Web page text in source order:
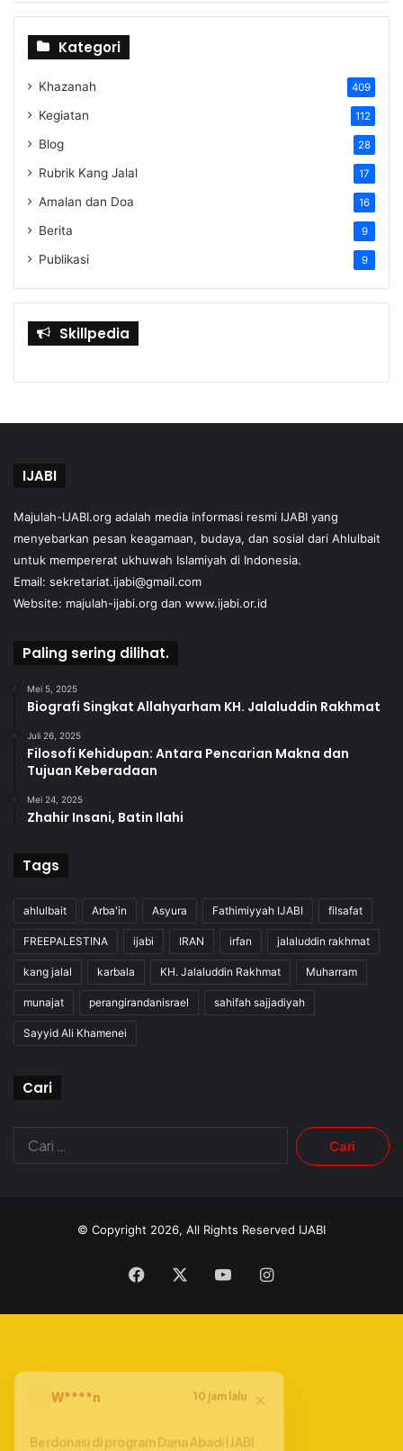
Kategori
Khazanah 409
Kegiatan 112
Blog 28
Rubrik Kang Jalal 17
Amalan dan Doa 16
Berita 9
Publikasi 9
Skillpedia
IJABI
Majulah-IJABI.org adalah media informasi resmi IJABI yang
menyebarkan pesan keagamaan, budaya, dan sosial dari Ahlulbait
untuk mempererat ukhuwah Islamiyah di Indonesia.
Email: sekretariat.ijabi@gmail.com
Website: majulah-ijabi.org dan www.ijabi.or.id
Paling sering dilihat.
Mei 5, 2025
Biografi Singkat Allahyarham KH. Jalaluddin Rakhmat
Juli 26, 2025
Filosofi Kehidupan: Antara Pencarian Makna dan
Tujuan Keberadaan
Mei 24, 2025
Zhahir Insani, Batin Ilahi
Tags
ahlulbait Arba'in Asyura Fathimiyyah IJABI filsafat
FREEPALESTINA ijabi IRAN irfan jalaluddin rakhmat
kang jalal karbala KH. Jalaluddin Rakhmat Muharram
munajat perangirandanisrael sahifah sajjadiyah
Sayyid Ali Khamenei
Cari
© Copyright 2026, All Rights Reserved IJABI